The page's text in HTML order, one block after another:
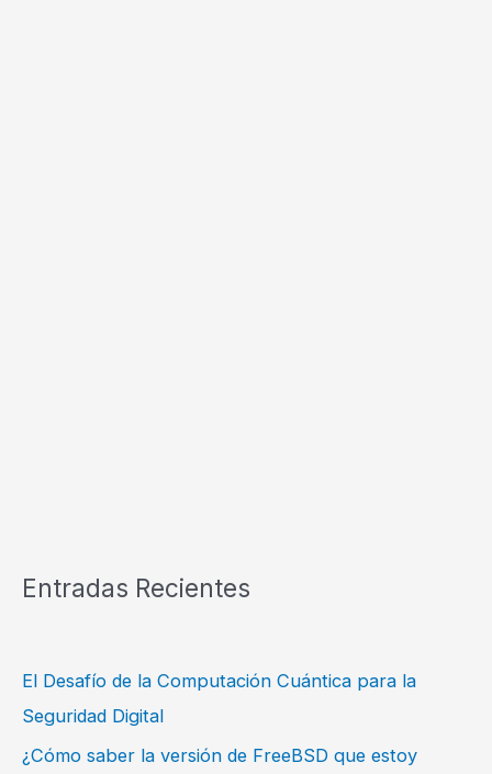
Entradas Recientes
El Desafío de la Computación Cuántica para la
Seguridad Digital
¿Cómo saber la versión de FreeBSD que estoy